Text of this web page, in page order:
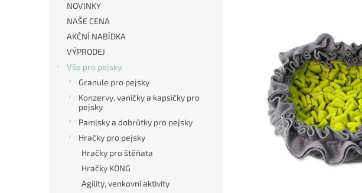
NOVINKY
NAŠE CENA
AKČNÍ NABÍDKA
VÝPRODEJ
Vše pro pejsky
Granule pro pejsky
Konzervy, vaničky a kapsičky pro
pejsky
Pamlsky a dobrůtky pro pejsky
Hračky pro pejsky
Hračky pro štěňata
Hračky KONG
Agility, venkovní aktivity
0,0
z
5
hvězdiček.